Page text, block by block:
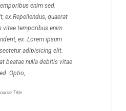
enim sed.
ex.Repellendus, quaerat
vitae temporibus enim
ex .Lorem ipsum
adipisicing elit.
beatae nulla debitis vitae
Optio,
Title